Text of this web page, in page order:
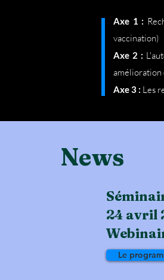
Axe 1 :
vaccination)
Axe 2 :
amélioration
Axe 3 : Les
News
24 avril
Le